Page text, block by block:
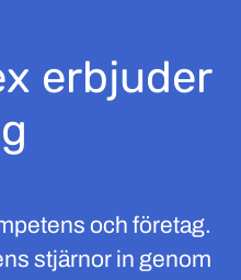
erbjuder
och företag.
stjärnor in genom